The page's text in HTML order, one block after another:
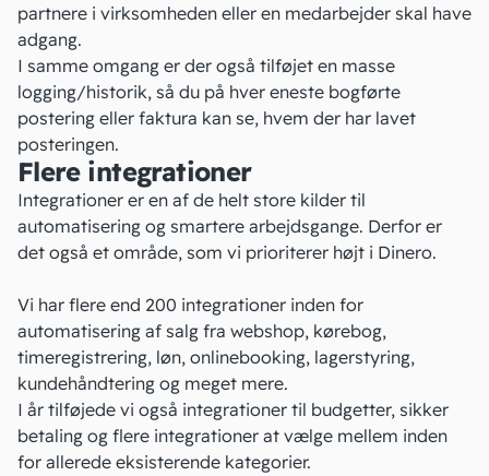
partnere i virksomheden eller en medarbejder skal have
adgang.
I samme omgang er der også tilføjet en masse
logging/historik, så du på hver eneste bogførte
postering eller faktura kan se, hvem der har lavet
posteringen.
Flere integrationer
Integrationer er en af de helt store kilder til
automatisering og smartere arbejdsgange. Derfor er
det også et område, som vi prioriterer højt i Dinero.
Vi har flere end 200 integrationer inden for
automatisering af salg fra webshop, kørebog,
timeregistrering, løn, onlinebooking, lagerstyring,
kundehåndtering og meget mere.
I år tilføjede vi også integrationer til budgetter, sikker
betaling og flere integrationer at vælge mellem inden
for allerede eksisterende kategorier.